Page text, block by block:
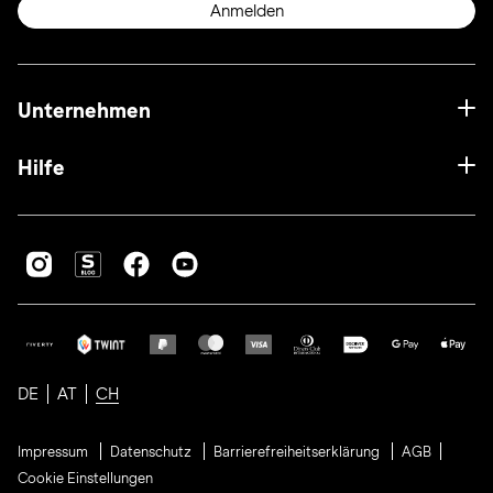
Anmelden
Unternehmen
Hilfe
DE AT CH
Impressum Datenschutz Barrierefreiheitserklärung
AGB
Cookie Einstellungen